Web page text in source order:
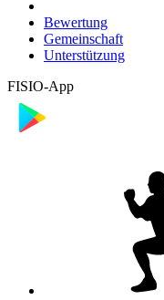
Bewertung
Gemeinschaft
Unterstützung
FISIO-App